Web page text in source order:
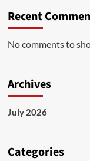
Recent
No comments to
Archives
July 2026
Categories